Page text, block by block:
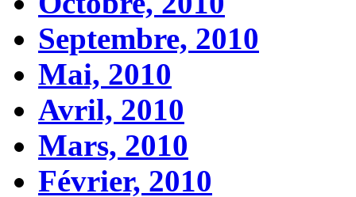
Septembre, 2010
Mai, 2010
Avril, 2010
Mars, 2010
Février, 2010